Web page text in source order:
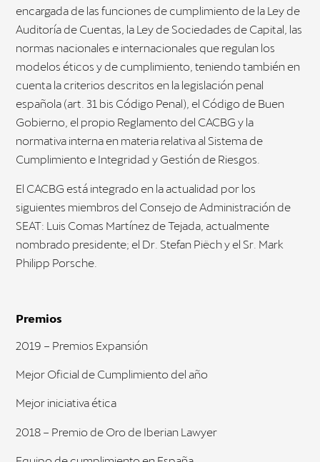
encargada de las funciones de cumplimiento de la Ley de
Auditoría de Cuentas, la Ley de Sociedades de Capital, las
normas nacionales e internacionales que regulan los
modelos éticos y de cumplimiento, teniendo también en
cuenta la criterios descritos en la legislación penal
española (art. 31 bis Código Penal), el Código de Buen
Gobierno, el propio Reglamento del CACBG y la
normativa interna en materia relativa al Sistema de
Cumplimiento e Integridad y Gestión de Riesgos.
El CACBG está integrado en la actualidad por los
siguientes miembros del Consejo de Administración de
SEAT: Luis Comas Martínez de Tejada, actualmente
nombrado presidente; el Dr. Stefan Piëch y el Sr. Mark
Philipp Porsche.
Premios
2019 – Premios Expansión
Mejor Oficial de Cumplimiento del año
Mejor iniciativa ética
2018 – Premio de Oro de Iberian Lawyer